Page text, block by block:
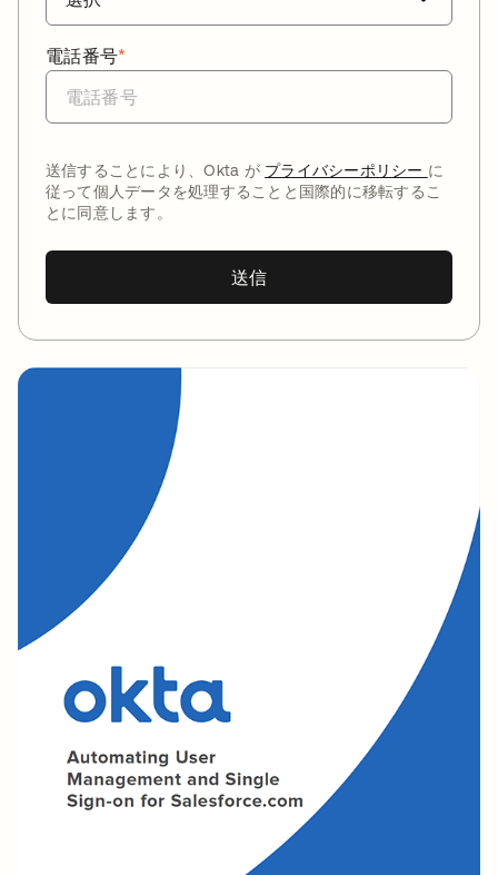
*
電話番号
送信することにより、Okta が プライバシーポリシー に
従って個人データを処理することと国際的に移転するこ
とに同意します。
送信